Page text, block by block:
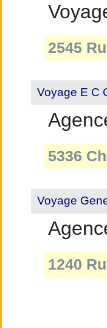
2545
Voyage E C
5336
Voyage
1240